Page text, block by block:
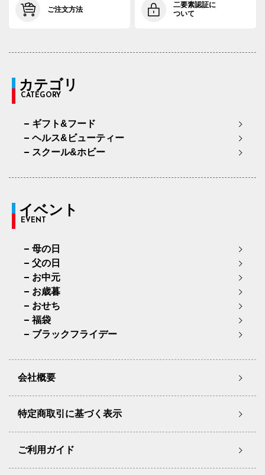
ご注文方法
二要素認証に
ついて
カテゴリ
CATEGORY
ギフト&フード
ヘルス&ビューティー
スクール&ホビー
イベント
EVENT
母の日
父の日
お中元
お歳暮
おせち
福袋
ブラックフライデー
会社概要
特定商取引に基づく表示
ご利用ガイド